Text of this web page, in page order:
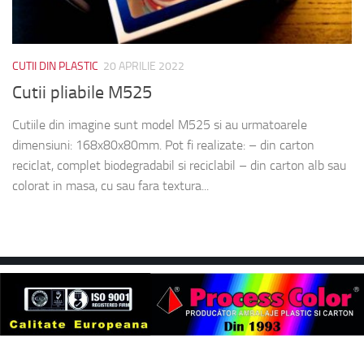
CUTII DIN PLASTIC 20 APRILIE 2022
Cutii pliabile M525
Cutiile din imagine sunt model M525 si au urmatoarele
dimensiuni: 168x80x80mm. Pot fi realizate: – din carton
reciclat, complet biodegradabil si reciclabil – din carton alb sau
colorat in masa, cu sau fara textura...